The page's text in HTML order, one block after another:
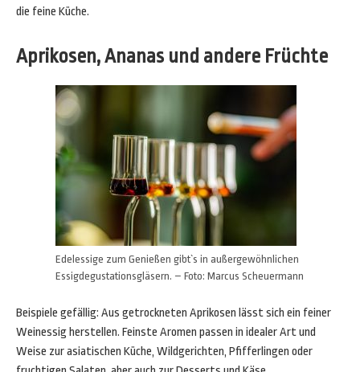
die feine Küche.
Aprikosen, Ananas und andere Früchte
Edelessige zum Genießen gibt`s in außergewöhnlichen
Essigdegustationsgläsern. – Foto: Marcus Scheuermann
Beispiele gefällig: Aus getrockneten Aprikosen lässt sich ein feiner
Weinessig herstellen. Feinste Aromen passen in idealer Art und
Weise zur asiatischen Küche, Wildgerichten, Pfifferlingen oder